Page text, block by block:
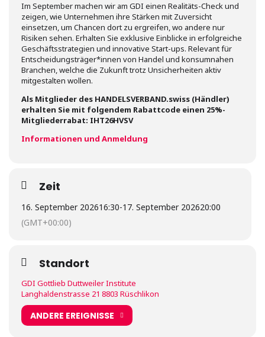
Im September machen wir am GDI einen Realitäts-Check und
zeigen, wie Unternehmen ihre Stärken mit Zuversicht
einsetzen, um Chancen dort zu ergreifen, wo andere nur
Risiken sehen. Erhalten Sie exklusive Einblicke in erfolgreiche
Geschäftsstrategien und innovative Start-ups. Relevant für
Entscheidungsträger*innen von Handel und konsumnahen
Branchen, welche die Zukunft trotz Unsicherheiten aktiv
mitgestalten wollen.
Als Mitglieder des HANDELSVERBAND.swiss (Händler)
erhalten Sie mit folgendem Rabattcode einen 25%-
Mitgliederrabat: IHT26HVSV
Informationen und Anmeldung
Zeit
16. September 202616:30-17. September 202620:00
(GMT+00:00)
Standort
GDI Gottlieb Duttweiler Institute
Langhaldenstrasse 21 8803 Rüschlikon
ANDERE EREIGNISSE